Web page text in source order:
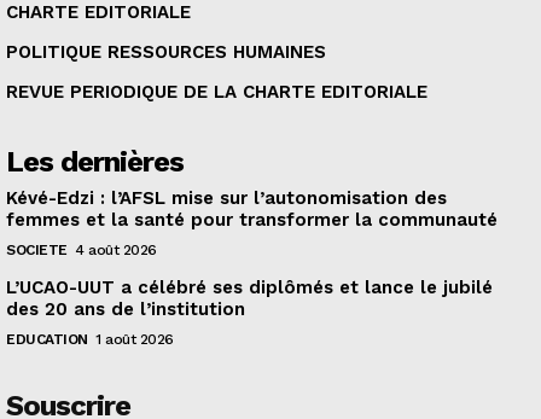
CHARTE EDITORIALE
POLITIQUE RESSOURCES HUMAINES
REVUE PERIODIQUE DE LA CHARTE EDITORIALE
Les dernières
Kévé-Edzi : l’AFSL mise sur l’autonomisation des
femmes et la santé pour transformer la communauté
SOCIETE 4 août 2026
L’UCAO-UUT a célébré ses diplômés et lance le jubilé
des 20 ans de l’institution
EDUCATION 1 août 2026
Souscrire